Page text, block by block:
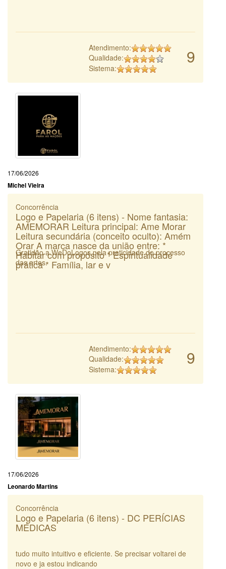
9
Atendimento:
Qualidade:
Sistema:
17/06/2026
Michel Vieira
Concorrência
Logo e Papelaria (6 itens) - Nome fantasia:
AMEMORAR Leitura principal: Ame Morar
Leitura secundária (conceito oculto): Amém
Orar A marca nasce da união entre: *
Habitar com propósito * Espiritualidade
prática * Família, lar e v
Gratidão a WeDoLogos pela praticidade do processo
das artes.
9
Atendimento:
Qualidade:
Sistema:
17/06/2026
Leonardo Martins
Concorrência
Logo e Papelaria (6 itens) - DC PERÍCIAS
MÉDICAS
tudo muito intuitivo e eficiente. Se precisar voltarei de
novo e ja estou indicando